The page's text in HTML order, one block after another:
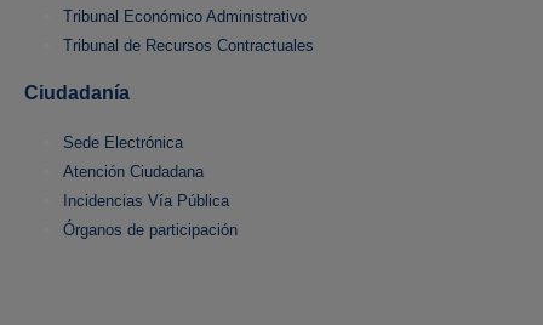
Tribunal Económico Administrativo
Tribunal de Recursos Contractuales
Ciudadanía
Sede Electrónica
Atención Ciudadana
Incidencias Vía Pública
Órganos de participación